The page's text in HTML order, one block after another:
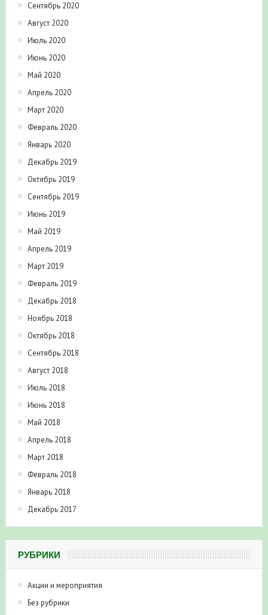
Сентябрь 2020
Август 2020
Июль 2020
Июнь 2020
Май 2020
Апрель 2020
Март 2020
Февраль 2020
Январь 2020
Декабрь 2019
Октябрь 2019
Сентябрь 2019
Июнь 2019
Май 2019
Апрель 2019
Март 2019
Февраль 2019
Декабрь 2018
Ноябрь 2018
Октябрь 2018
Сентябрь 2018
Август 2018
Июль 2018
Июнь 2018
Май 2018
Апрель 2018
Март 2018
Февраль 2018
Январь 2018
Декабрь 2017
РУБРИКИ
Акции и мероприятия
Без рубрики